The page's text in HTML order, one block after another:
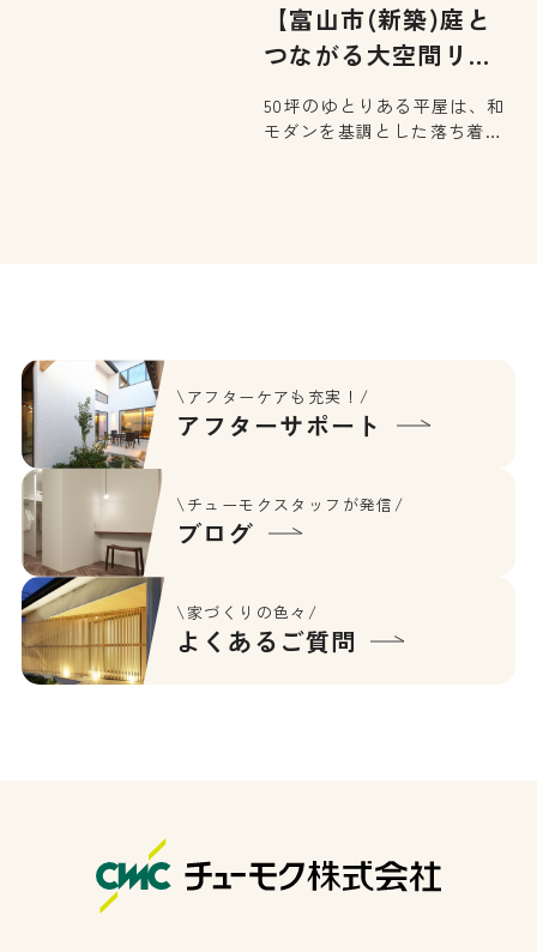
【富山市(新築)庭と
つながる大空間リビ
ン…
50坪のゆとりある平屋は、和
モダンを基調とした落ち着き
\アフターケアも充実！/
アフターサポート
\チューモクスタッフが発信/
ブログ
\家づくりの色々/
よくあるご質問